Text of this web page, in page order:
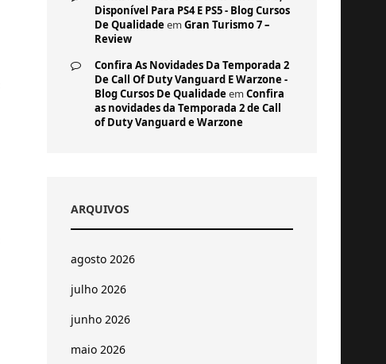
Disponível Para PS4 E PS5 - Blog Cursos
De Qualidade em Gran Turismo 7 –
Review
Confira As Novidades Da Temporada 2
De Call Of Duty Vanguard E Warzone -
Blog Cursos De Qualidade em Confira
as novidades da Temporada 2 de Call
of Duty Vanguard e Warzone
ARQUIVOS
agosto 2026
julho 2026
junho 2026
maio 2026